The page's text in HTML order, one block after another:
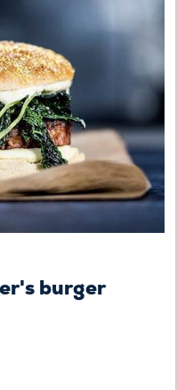
burger